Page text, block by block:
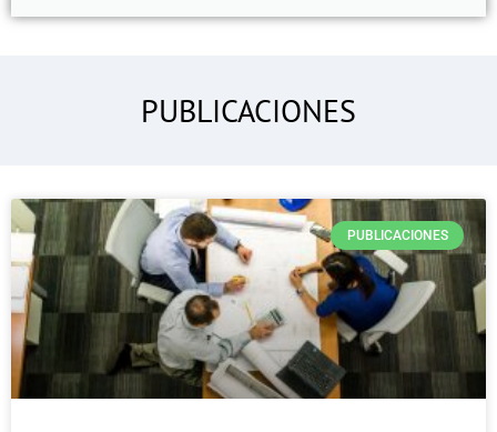
PUBLICACIONES
PUBLICACIONES